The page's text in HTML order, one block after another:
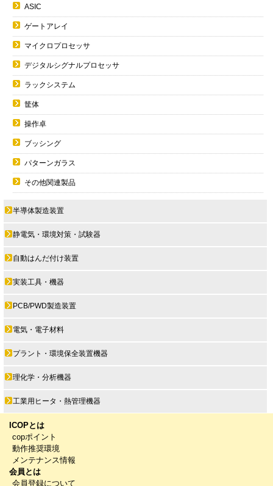
ASIC
ゲートアレイ
マイクロプロセッサ
デジタルシグナルプロセッサ
ラックシステム
筐体
操作卓
ブッシング
パターンガラス
その他関連製品
半導体製造装置
静電気・環境対策・試験器
自動はんだ付け装置
実装工具・機器
PCB/PWD製造装置
電気・電子材料
プラント・環境保全装置機器
理化学・分析機器
工業用ヒータ・熱管理機器
ICOPとは
copポイント
動作推奨環境
メンテナンス情報
会員とは
会員登録について